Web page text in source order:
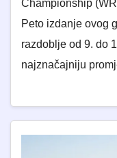
Championship
Peto izdanje ovog
razdoblje od 9. do
najznačajniju